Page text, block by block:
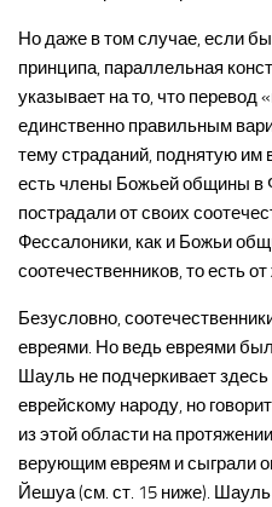
Но даже в том случае, если
принципа, параллельная
указывает на то, что перевод
единственно правильным
тему страданий, поднятую им
есть члены Божьей общины в
пострадали от своих
Фессалоники, как и Божьи
соотечественников, то есть
Безусловно,
евреями. Но ведь евреями
Шауль не подчеркивает
еврейскому народу, но
из этой области на
верующим евреям и сыграли
Йешуа (см. ст. 15 ниже).